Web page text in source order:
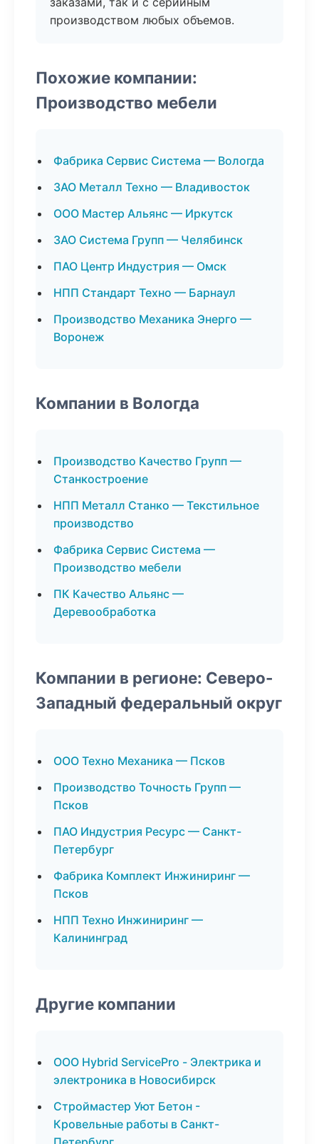
производством любых объемов.
Похожие компании:
Производство мебели
Фабрика Сервис Система — Вологда
ЗАО Металл Техно — Владивосток
ООО Мастер Альянс — Иркутск
ЗАО Система Групп — Челябинск
ПАО Центр Индустрия — Омск
НПП Стандарт Техно — Барнаул
Производство Механика Энерго —
Воронеж
Компании в Вологда
Производство Качество Групп —
Станкостроение
НПП Металл Станко — Текстильное
производство
Фабрика Сервис Система —
Производство мебели
ПК Качество Альянс —
Деревообработка
Компании в регионе: Северо-
Западный федеральный округ
ООО Техно Механика — Псков
Производство Точность Групп —
Псков
ПАО Индустрия Ресурс — Санкт-
Петербург
Фабрика Комплект Инжиниринг —
Псков
НПП Техно Инжиниринг —
Калининград
Другие компании
ООО Hybrid ServicePro - Электрика и
электроника в Новосибирск
Строймастер Уют Бетон -
Кровельные работы в Санкт-